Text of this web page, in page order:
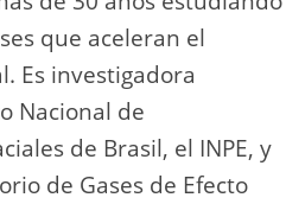
que aceleran el
Es investigadora
Nacional de
de Brasil, el INPE, y
de Gases de Efecto